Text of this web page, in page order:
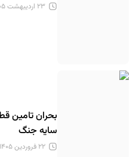
۲۳ اردیبهشت ۱۴۰۵
بحران تامین
سایه جنگ
۲۲ فروردین ۱۴۰۵